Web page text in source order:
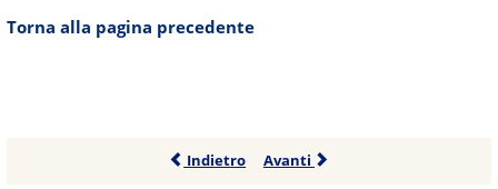
Torna alla pagina precedente
Indietro Avanti